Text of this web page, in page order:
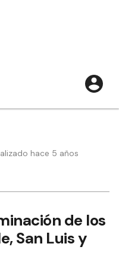
hace 5 años
de los
San Luis y